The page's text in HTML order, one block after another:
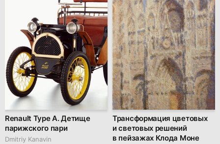
Renault Type A. Детище
парижского пари
Dmitriy Kanavin
Трансформация цветовых
и световых решений
в пейзажах Клода Моне